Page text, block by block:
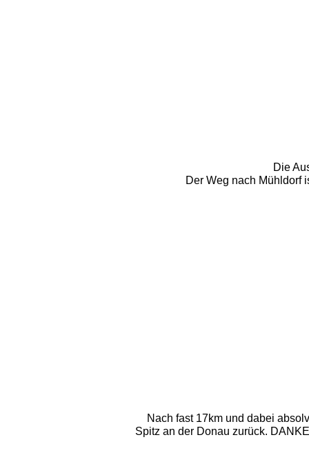
Nach fast 17km und dabei
Spitz an der Donau zurück.
Die
Der Weg nach Mühldorf